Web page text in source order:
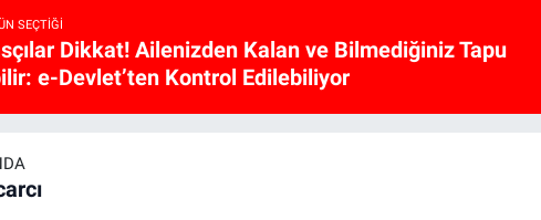
SEÇTIĞI
Dikkat! Ailenizden Kalan ve Bilmediğiniz Tapu
e-Devlet’ten Kontrol Edilebiliyor